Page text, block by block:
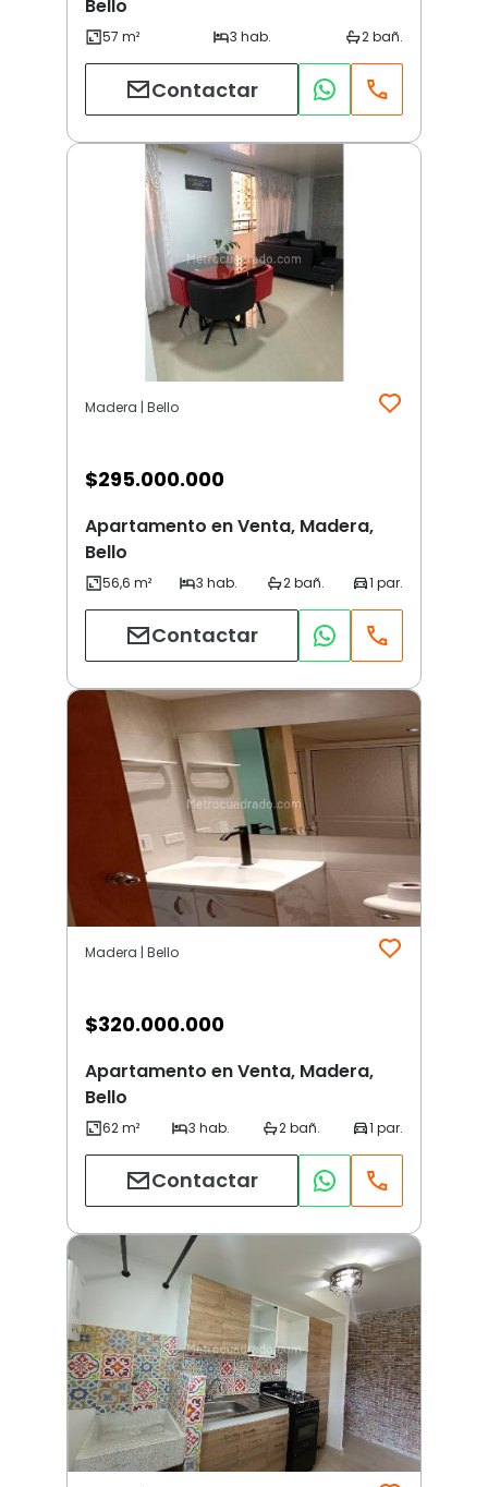
Bello
Contactar
Madera | Bello
$295.000.000
Apartamento en Venta, Madera,
Bello
Contactar
Madera | Bello
$320.000.000
Apartamento en Venta, Madera,
Bello
Contactar